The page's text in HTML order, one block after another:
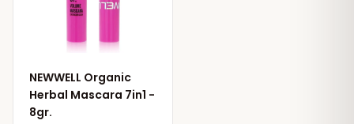
NEWWELL Organic
Herbal Mascara 7in1 -
8gr.